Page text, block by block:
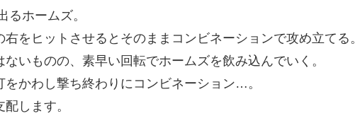
るホームズ。
をヒットさせるとそのままコンビネーションで攻め立てる。
いものの、素早い回転でホームズを飲み込んでいく。
かわし撃ち終わりにコンビネーション…。
します。